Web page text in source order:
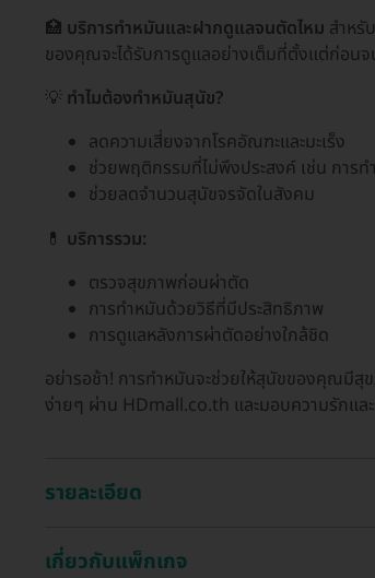
🏥 บริการทำหมันและฝากดูแลจนตัดไหม สำหรั
ของคุณจะได้รับการดูแลอย่างเต็มที่ตั้งแต่ก่อน
💡 ทำไมต้องทำหมันสุนัข?
ลดความเสี่ยงจากโรคอัณฑะและมะเร็ง
ช่วยพฤติกรรมที่ไม่พึงประสงค์ เช่น การท
ช่วยลดจำนวนสุนัขจรจัดในสังคม
💊 บริการรวม:
ตรวจสุขภาพก่อนผ่าตัด
การทำหมันด้วยวิธีที่มีประสิทธิภาพ
การดูแลหลังการผ่าตัดอย่างใกล้ชิด
อย่ารอช้า! การทำหมันจะช่วยให้สุนัขของคุณมี
ง่ายๆ ผ่าน HDmall.co.th และมอบความรักแ
รายละเอียด
เกี่ยวกับแพ็กเกจ